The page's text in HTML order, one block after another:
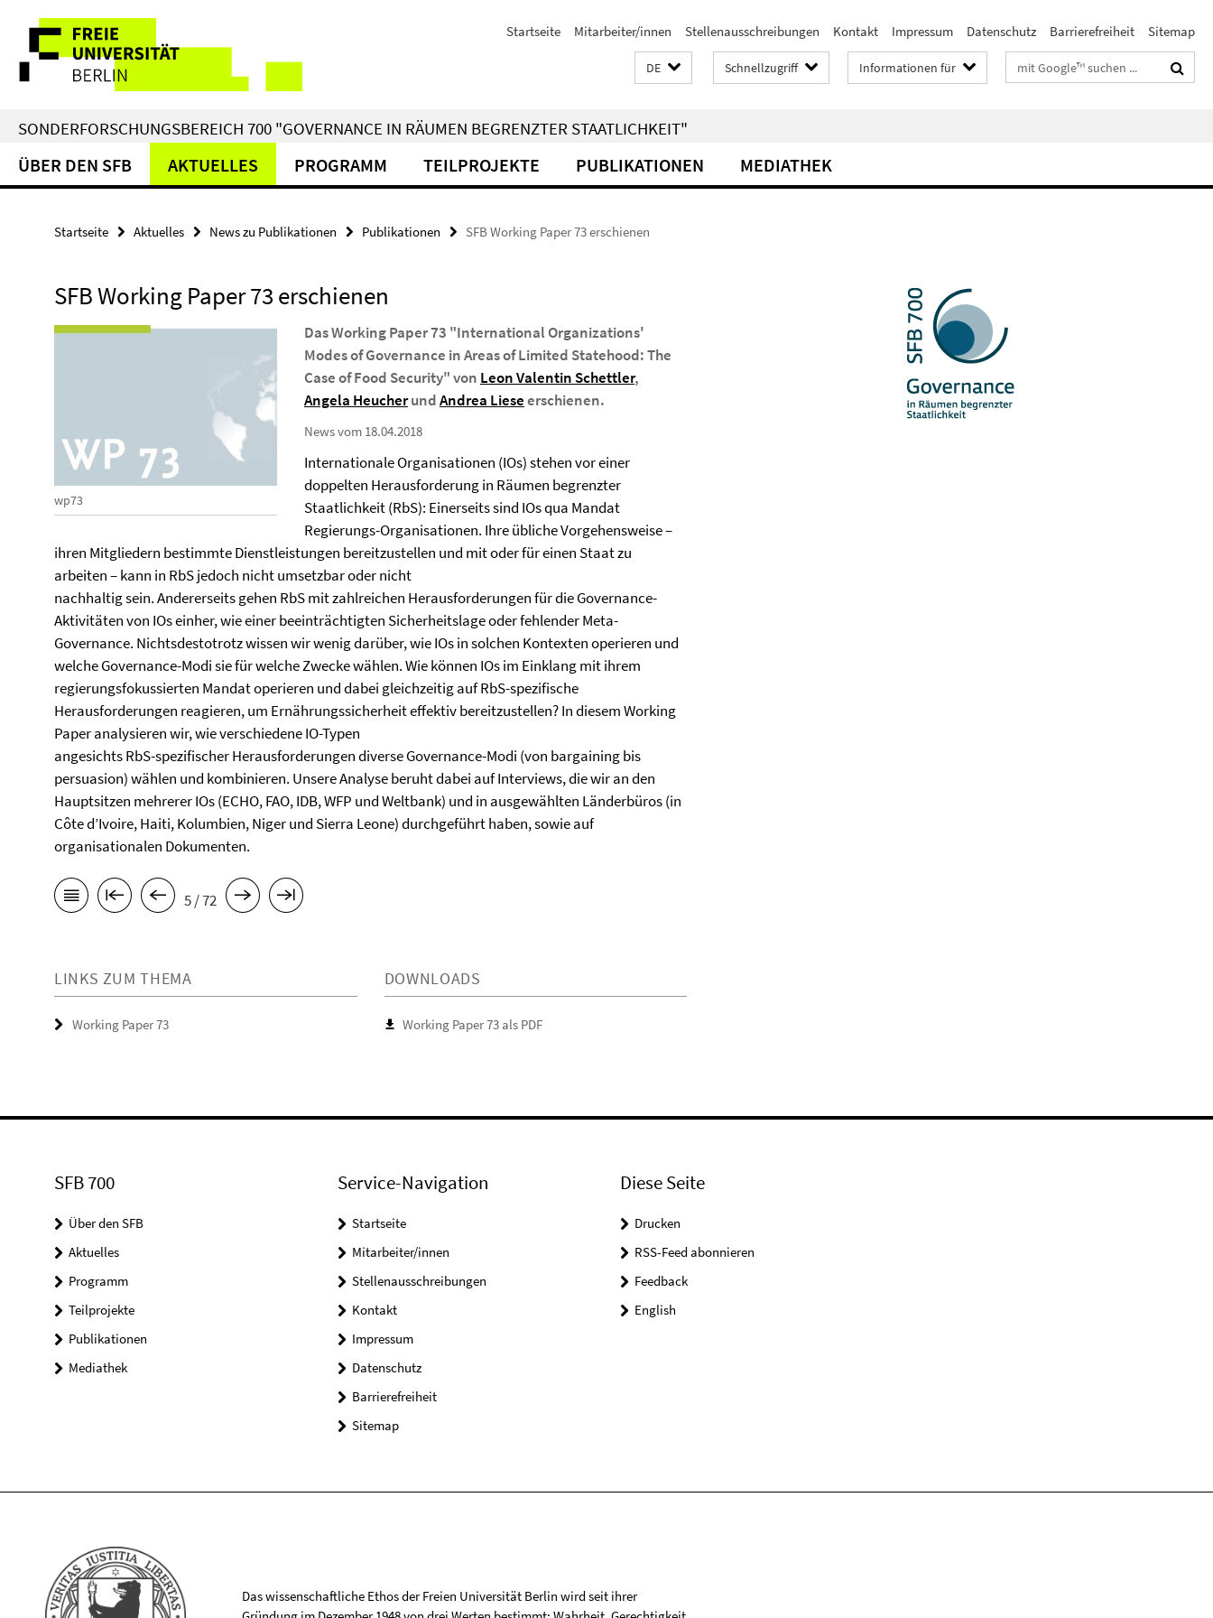
direkt
Inhalt
Service-
Navigation
Startseite Mitarbeiter/innen Stellenausschreibungen Kontakt Impressum Datenschutz Barrierefreiheit Sitemap
DE Schnellzugriff Informationen für Suchbegriffe
SONDERFORSCHUNGSBEREICH 700 "GOVERNANCE IN RÄUMEN BEGRENZTER STAATLICHKEIT"
ÜBER DEN SFB AKTUELLES PROGRAMM TEILPROJEKTE PUBLIKATIONEN MEDIATHEK
Startseite Aktuelles News zu Publikationen Publikationen SFB Working Paper 73 erschienen
SFB Working Paper 73 erschienen
wp73
Das Working Paper 73 "International Organizations'
Modes of Governance in Areas of Limited Statehood: The
Case of Food Security" von Leon Valentin Schettler,
Angela HeucherundAndrea Lieseerschienen.
News vom 18.04.2018
Internationale Organisationen (IOs) stehen vor einer
doppelten Herausforderung in Räumen begrenzter
Staatlichkeit (RbS): Einerseits sind IOs qua Mandat
Regierungs-Organisationen. Ihre übliche Vorgehensweise –
ihren Mitgliedern bestimmte Dienstleistungen bereitzustellen und mit oder für einen Staat zu
arbeiten – kann in RbS jedoch nicht umsetzbar oder nicht
nachhaltig sein. Andererseits gehen RbS mit zahlreichen Herausforderungen für die Governance-
Aktivitäten von IOs einher, wie einer beeinträchtigten Sicherheitslage oder fehlender Meta-
Governance. Nichtsdestotrotz wissen wir wenig darüber, wie IOs in solchen Kontexten operieren und
welche Governance-Modi sie für welche Zwecke wählen. Wie können IOs im Einklang mit ihrem
regierungsfokussierten Mandat operieren und dabei gleichzeitig auf RbS-spezifische
Herausforderungen reagieren, um Ernährungssicherheit effektiv bereitzustellen? In diesem Working
Paper analysieren wir, wie verschiedene IO-Typen
angesichts RbS-spezifischer Herausforderungen diverse Governance-Modi (von bargaining bis
persuasion) wählen und kombinieren. Unsere Analyse beruht dabei auf Interviews, die wir an den
Hauptsitzen mehrerer IOs (ECHO, FAO, IDB, WFP und Weltbank) und in ausgewählten Länderbüros (in
Côte d’Ivoire, Haiti, Kolumbien, Niger und Sierra Leone) durchgeführt haben, sowie auf
organisationalen Dokumenten.
5 / 72
LINKS ZUM THEMA
Working Paper 73
DOWNLOADS
Working Paper 73 als PDF
SFB 700
Über den SFB
Aktuelles
Programm
Teilprojekte
Publikationen
Mediathek
Service-Navigation
Startseite
Mitarbeiter/innen
Stellenausschreibungen
Kontakt
Impressum
Datenschutz
Barrierefreiheit
Sitemap
Diese Seite
Drucken
RSS-Feed abonnieren
Feedback
English
Das wissenschaftliche Ethos der Freien Universität Berlin wird seit ihrer